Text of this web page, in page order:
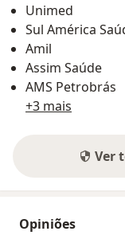
Unimed
Sul América
Amil
Assim Saúde
AMS Petrobrás
+3 mais
Ver
Opiniões